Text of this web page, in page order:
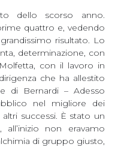
dello scorso anno.
quattro e, vedendo
risultato. Lo
determinazione, con
con il lavoro in
che ha allestito
di Bernardi – Adesso
nel migliore dei
successi. È stato un
non eravamo
di gruppo giusto,